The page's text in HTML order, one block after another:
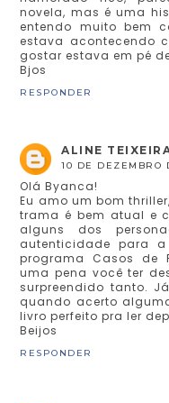
novela, mas é uma
entendo muito bem
estava acontecendo
gostar estava em pé
Bjos
RESPONDER
ALINE
10 DE DEZEMBRO
Olá Byanca!
Eu amo um bom
trama é bem atual e
alguns dos
autenticidade para
programa Casos de
uma pena você ter
surpreendido tanto.
quando acerto
livro perfeito pra ler
Beijos
RESPONDER